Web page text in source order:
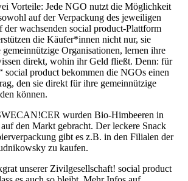
Vorteile: Jede NGO nutzt die Möglichkeit
auf der Verpackung des jeweiligen
der wachsenden social product-Plattform
die Käufer*innen nicht nur, sie
gemeinnützige Organisationen, lernen ihre
direkt, wohin ihr Geld fließt. Denn: für
social product bekommen die NGOs einen
den sie direkt für ihre gemeinnützige
können.
wurden Bio-Himbeeren in
den Markt gebracht. Der leckere Snack
gibt es z.B. in den Filialen der
zu kaufen.
unserer Zivilgesellschaft! social product